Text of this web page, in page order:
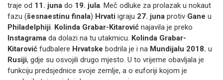
traje od 11. juna do 19. jula. Meč odluke za prolazak u nokaut
fazu (šesnaestinu finala) Hrvati igraju 27. juna protiv Gane u
Philadelphiji. Kolinda Grabar-Kitarović najavila je preko
Instagrama da dolazi na tu utakmicu. Kolinda Grabar-
Kitarović fudbalere Hrvatske bodrila je i na Mundijalu 2018. u
Rusiji, gdje su osvojili drugo mjesto. U to vrijeme obavljala je
funkciju predsjednice svoje zemlje, a o euforiji kojom je